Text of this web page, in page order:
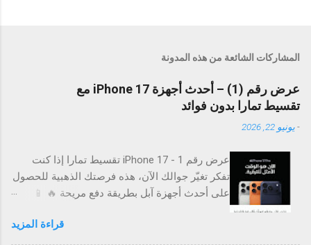
المشاركات الشائعة من هذه المدونة
عرض رقم (1) – أحدث أجهزة iPhone 17 مع
تقسيط تمارا بدون فوائد
-يونيو 22, 2026
عرض رقم 1 - iPhone 17 تقسيط تمارا إذا كنت
تفكر تغيّر جوالك الآن، هذه فرصتك الذهبية للحصول
على أحدث أجهزة آبل بطريقة دفع مريحة 🔥 📱
17 Pro iPhone 17 Pro Max 💳 تقسيط بدون فوائد
قراءة المزيد